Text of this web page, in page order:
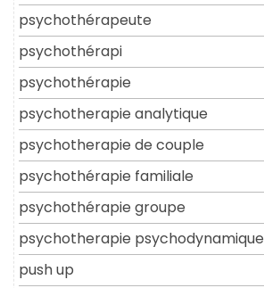
psychothérapeute
psychothérapi
psychothérapie
psychotherapie analytique
psychotherapie de couple
psychothérapie familiale
psychothérapie groupe
psychotherapie psychodynamique
push up